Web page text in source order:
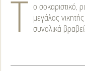
Τ
ο σοκαριστικό,
μεγάλος
συνολικά